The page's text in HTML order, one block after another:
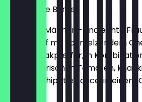
Steakhouse Burger
Für echte Männer – und echte
Angus Beef mit schmelzendem
Hauch Steakpfeffer, in
Zwiebeln, frischen Tomaten,
leckerer Chipotle Sauce, in